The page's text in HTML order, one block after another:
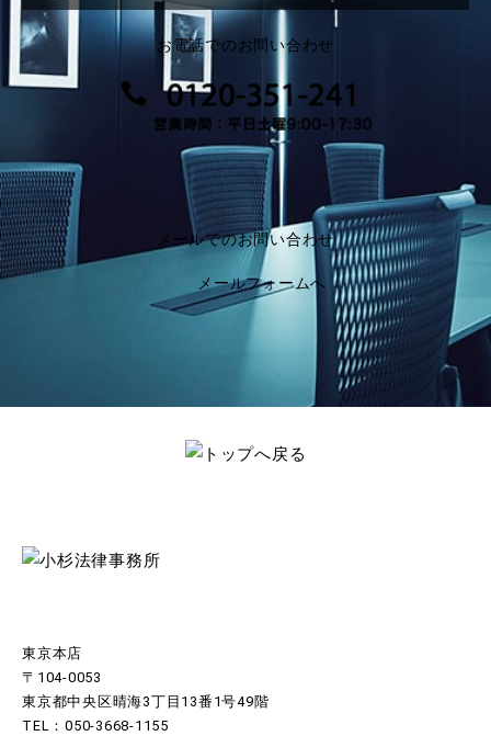
お電話でのお問い合わせ
メールでのお問い合わせ
メールフォームへ
東京本店
〒104-0053
東京都中央区晴海3丁目13番1号49階
TEL：050-3668-1155